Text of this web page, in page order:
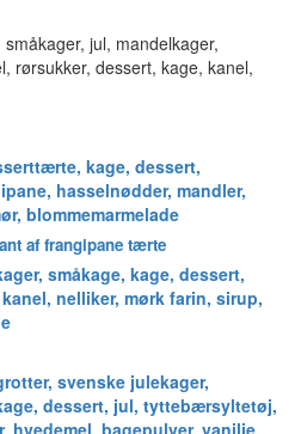
af frangipane tærte